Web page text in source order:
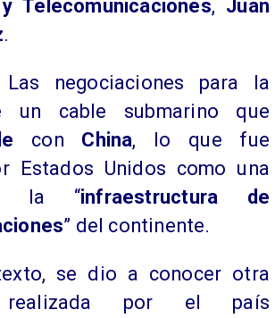
Telecomunicaciones, Juan
.
negociaciones para la
un cable submarino que
con China, lo que fue
Estados Unidos como una
a la “infraestructura de
” del continente.
se dio a conocer otra
realizada por el país